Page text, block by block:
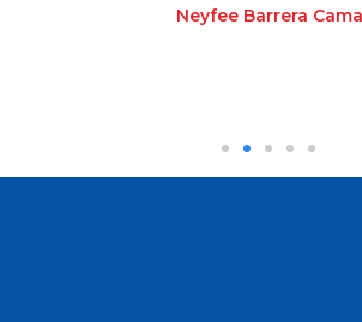
Neyfee Barrera